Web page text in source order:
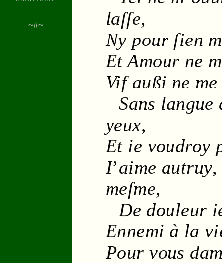
~#~
laſſe,
Ny pour ſien
EtAmour ne
Vif außi ne
Sans langue
yeux,
Et ie voudroy
I’aime autruy,
meſme,
De douleur
Ennemi à la
Pour vous